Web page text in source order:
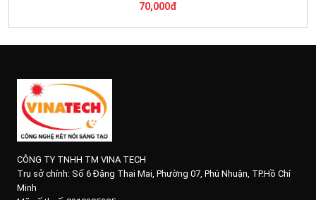
70,000đ
CÔNG TY TNHH TM VINA TECH
Trụ sở chính: Số 6 Đặng Thai Mai, Phường 07, Phú Nhuận, TP.Hồ Chí
Minh